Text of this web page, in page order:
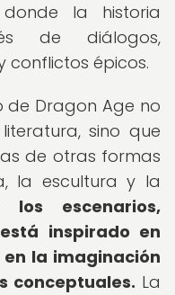
la historia
de diálogos,
conflictos épicos.
de Dragon Age no
sino que
de otras formas
la escultura y la
escenarios,
inspirado en
la imaginación
conceptuales. La